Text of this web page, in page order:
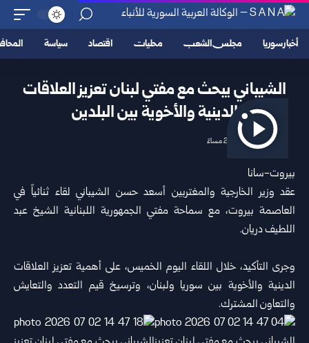
أخبار سوريا مجلس الشعب محليات اقتصاد سياسة
الشيباني يبحث مع مفتي لبنان تعزيز العلاقات
الدينية والأخوية بين البلدين
2026/07/02 2:55 مساءً
بيروت-سانا
عقد وزير الخارجية والمغتربين أسعد حسن الشيبانيلقاء ثنائياً في
العاصمة بيروت، مع سماحة مفتي الجمهورية اللبنانية الشيخ عبد
اللطيف دريان.
وجرى التأكيد، خلال اللقاء اليوم الخميس، على أهمية تعزيز العلاقات
الدينية والأخوية بين سوريا ولبنان، وترسيخ قيم التعدد والتعايش
والتعاون المشترك.